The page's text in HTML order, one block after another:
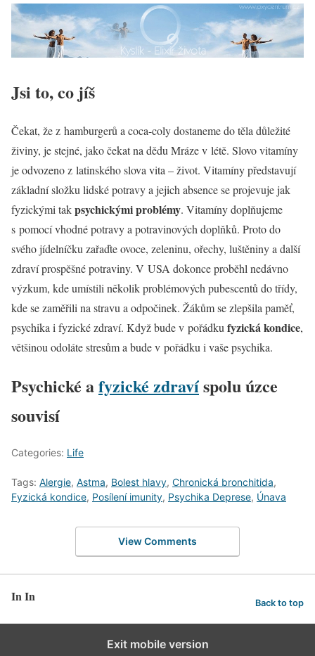
Jsi to, co jíš
Čekat, že z hamburgerů a coca-coly dostaneme do těla důležité
živiny, je stejné, jako čekat na dědu Mráze v létě. Slovo vitamíny
je odvozeno z latinského slova vita – život. Vitamíny představují
základní složku lidské potravy a jejich absence se projevuje jak
fyzickými takpsychickými problémy. Vitamíny doplňujeme
s pomocí vhodné potravy a potravinových doplňků. Proto do
svého jídelníčku zařaďte ovoce, zeleninu, ořechy, luštěniny a další
zdraví prospěšné potraviny. V USA dokonce proběhl nedávno
výzkum, kde umístili několik problémových pubescentů do třídy,
kde se zaměřili na stravu a odpočinek. Žákům se zlepšila paměť,
psychika i fyzické zdraví. Když bude v pořádkufyzická kondice,
většinou odoláte stresům a bude v pořádku i vaše psychika.
Psychické afyzické zdravíspolu úzce
souvisí
Categories: Life
Tags: Alergie, Astma, Bolest hlavy, Chronická bronchitida,
Fyzická kondice, Posílení imunity, Psychika Deprese, Únava
View Comments
In In Back to top
Exit mobile version